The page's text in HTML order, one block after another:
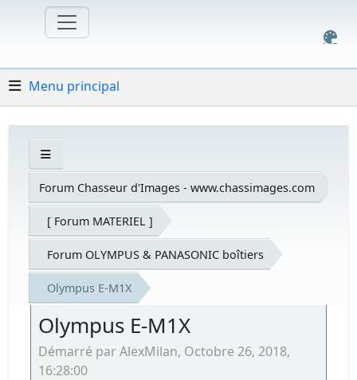
Menu principal
Forum Chasseur d'Images - www.chassimages.com
[ Forum MATERIEL ]
Forum OLYMPUS & PANASONIC boîtiers
Olympus E-M1X
Olympus E-M1X
Démarré par AlexMilan, Octobre 26, 2018,
16:28:00